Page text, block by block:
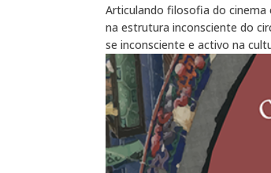
Articulando filosofia do cinema
na estrutura inconsciente do
se inconsciente e activo na